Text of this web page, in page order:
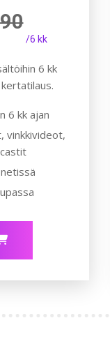
/6 kk
6 kk
6 kk ajan
vinkkivideot,